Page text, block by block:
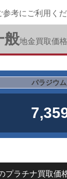
考にご利用くだ
般地金買取価格
パラジウ
プラチナ買取価